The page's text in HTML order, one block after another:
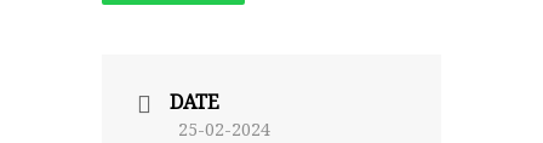
DATE
25-02-2024